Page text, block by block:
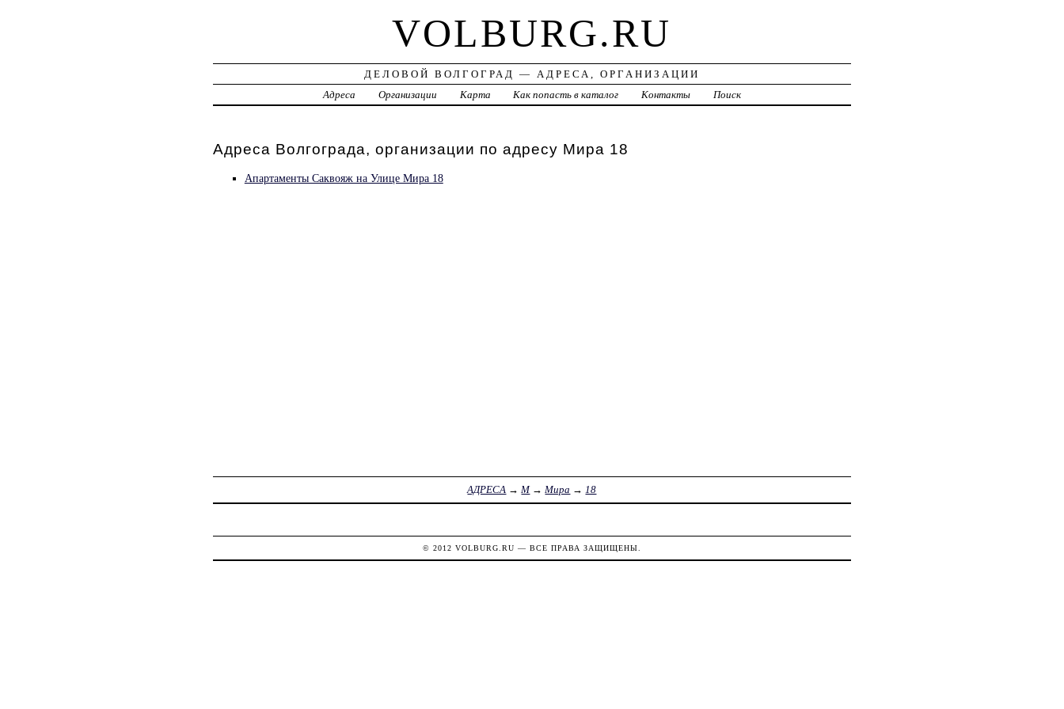
VOLBURG.RU
ДЕЛОВОЙ ВОЛГОГРАД — АДРЕСА, ОРГАНИЗАЦИИ
Адреса
Организации Карта Как попасть в каталог Контакты Поиск
Адреса Волгограда, организации по адресу Мира 18
Апартаменты Саквояж на Улице Мира 18
АДРЕСА →М→Мира →18
© 2012 VOLBURG.RU — ВСЕ ПРАВА ЗАЩИЩЕНЫ.